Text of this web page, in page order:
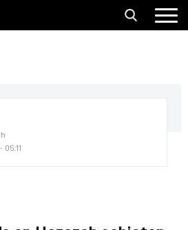
for Brands en Hazazah schieten mini-